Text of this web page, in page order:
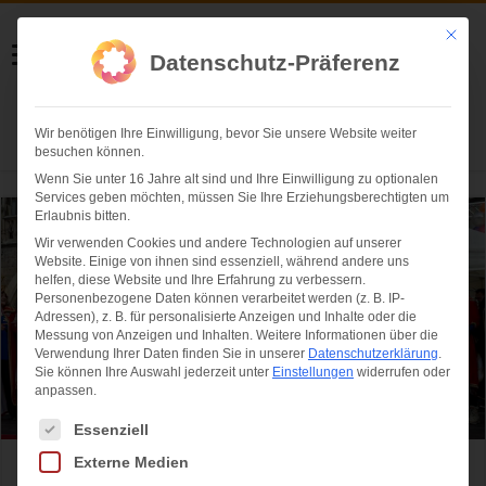
Helmut Swoboda
Fotografie
Herzlich willkommen
Volkstümliche Inthronisation Narrhalla
Mit
Datenschutz-Präferenz
Wir benötigen Ihre Einwilligung, bevor Sie unsere Website weiter
besuchen können.
Wenn Sie unter 16 Jahre alt sind und Ihre Einwilligung zu optionalen
Services geben möchten, müssen Sie Ihre Erziehungsberechtigten um
Erlaubnis bitten.
Wir verwenden Cookies und andere Technologien auf unserer
Website. Einige von ihnen sind essenziell, während andere uns
helfen, diese Website und Ihre Erfahrung zu verbessern.
Personenbezogene Daten können verarbeitet werden (z. B. IP-
Adressen), z. B. für personalisierte Anzeigen und Inhalte oder die
Messung von Anzeigen und Inhalten. Weitere Informationen über die
Verwendung Ihrer Daten finden Sie in unserer Datenschutzerklärung.
Sie können Ihre Auswahl jederzeit unter Einstellungen widerrufen oder
anpassen.
Es folgt eine Liste der Service-Gruppen, für die eine Einwilligung
Essenziell
Externe Medien